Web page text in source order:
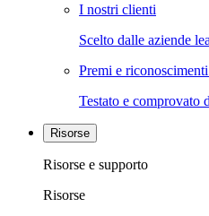
I nostri clienti
Scelto dalle aziende
Premi e
Testato e comprovato
Risorse
Risorse e supporto
Risorse